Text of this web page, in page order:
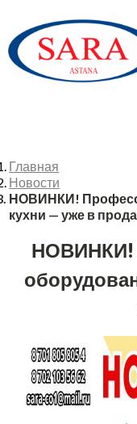
Главная
Новости
НОВИНКИ!
кухни — уже в
НОВИНКИ!